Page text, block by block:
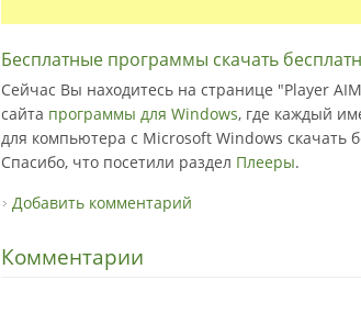
Бесплатные программы скачать
Сейчас Вы находитесь на странице "Player
сайта программы для Windows, где каждый
для компьютера с Microsoft Windows скачать
Спасибо, что посетили раздел Плееры.
Добавить комментарий
Комментарии